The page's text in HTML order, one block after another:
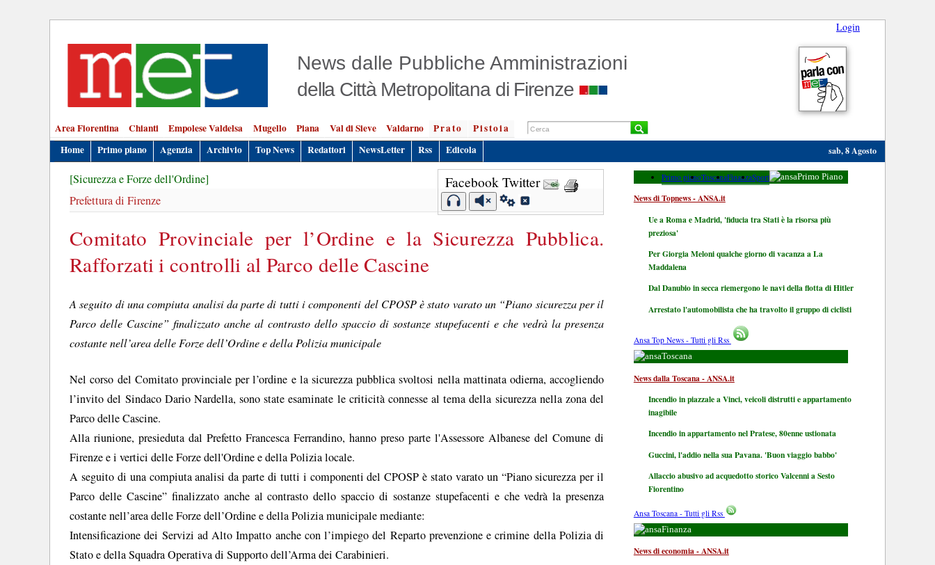
Login
News dalle Pubbliche Amministrazioni
della Città Metropolitana di Firenze
Area Fiorentina Chianti Empolese Valdelsa Mugello Piana Val di Sieve Valdarno Prato
Pistoia
Home
Primo piano Agenzia Archivio Top News Redattori NewsLetter Rss Edicola sab, 8 Agosto
Facebook Twitter
[Sicurezza e Forze dell'Ordine]
Prefettura di Firenze
Comitato Provinciale per l’Ordine e la Sicurezza Pubblica.
Rafforzati i controlli al Parco delle Cascine
A seguito di una compiuta analisi da parte di tutti i componenti del CPOSP è stato varato un “Piano sicurezza per il
Parco delle Cascine” finalizzato anche al contrasto dello spaccio di sostanze stupefacenti e che vedrà la presenza
costante nell’area delle Forze dell’Ordine e della Polizia municipale
Nel corso del Comitato provinciale per l’ordine e la sicurezza pubblica svoltosi nella mattinata odierna, accogliendo
l’invito del Sindaco Dario Nardella, sono state esaminate le criticità connesse al tema della sicurezza nella zona del
Parco delle Cascine.
Alla riunione, presieduta dal Prefetto Francesca Ferrandino, hanno preso parte l'Assessore Albanese del Comune di
Firenze e i vertici delle Forze dell'Ordine e della Polizia locale.
A seguito di una compiuta analisi da parte di tutti i componenti del CPOSP è stato varato un “Piano sicurezza per il
Parco delle Cascine” finalizzato anche al contrasto dello spaccio di sostanze stupefacenti e che vedrà la presenza
costante nell’area delle Forze dell’Ordine e della Polizia municipale mediante:
Intensificazione dei Servizi ad Alto Impatto anche con l’impiego del Reparto prevenzione e crimine della Polizia di
Stato e della Squadra Operativa di Supporto dell’Arma dei Carabinieri.
Primo pianoToscanaFinanzaSport Primo Piano
News di Topnews - ANSA.it
Ue a Roma e Madrid, 'fiducia tra Stati è la risorsa più
preziosa'
Per Giorgia Meloni qualche giorno di vacanza a La
Maddalena
Dal Danubio in secca riemergono le navi della flotta di Hitler
Arrestato l'automobilista che ha travolto il gruppo di ciclisti
Ansa Top News - Tutti gli Rss
Toscana
News dalla Toscana - ANSA.it
Incendio in piazzale a Vinci, veicoli distrutti e appartamento
inagibile
Incendio in appartamento nel Pratese, 80enne ustionata
Guccini, l'addio nella sua Pavana. 'Buon viaggio babbo'
Allaccio abusivo ad acquedotto storico Valcenni a Sesto
Fiorentino
Ansa Toscana - Tutti gli Rss
Finanza
News di economia - ANSA.it